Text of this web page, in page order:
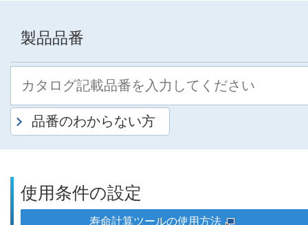
製品品番
品番のわからない方
使用条件の設定
寿命計算ツールの使用方法